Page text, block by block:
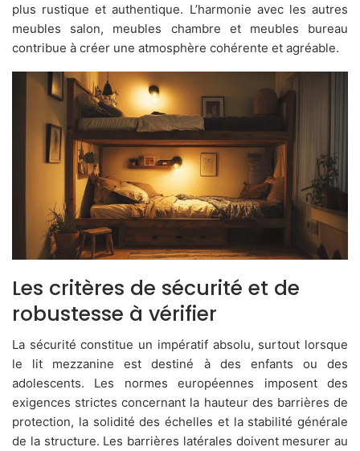
plus rustique et authentique. L’harmonie avec les autres
meubles salon, meubles chambre et meubles bureau
contribue à créer une atmosphère cohérente et agréable.
Les critères de sécurité et de
robustesse à vérifier
La sécurité constitue un impératif absolu, surtout lorsque
le lit mezzanine est destiné à des enfants ou des
adolescents. Les normes européennes imposent des
exigences strictes concernant la hauteur des barrières de
protection, la solidité des échelles et la stabilité générale
de la structure. Les barrières latérales doivent mesurer au